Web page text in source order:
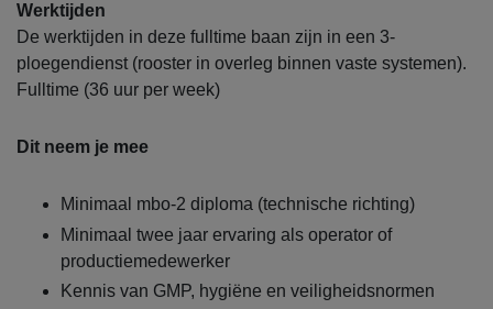
Werktijden
De werktijden in deze fulltime baan zijn in een 3-
ploegendienst (rooster in overleg binnen vaste systemen).
Fulltime (36 uur per week)
Dit neem je mee
Minimaal mbo-2 diploma (technische richting)
Minimaal twee jaar ervaring als operator of
productiemedewerker
Kennis van GMP, hygiëne en veiligheidsnormen